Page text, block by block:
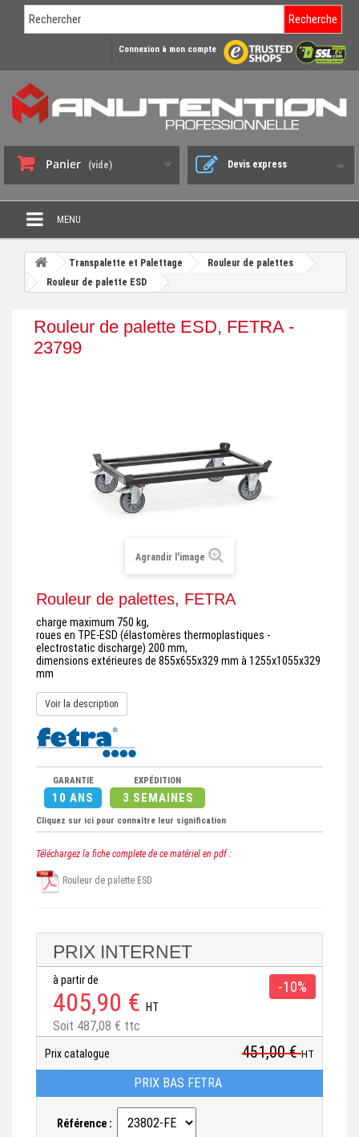
Recherche
Connexion à mon compte
Panier (vide) Devis express
MENU
PROMO DÉSTOCKAGE
CHARIOT DE MANUTENTION
BENNE BASCULANTE
GERBEUR ET CRIC INDUSTRIEL
ACCESSOIRES ET COMPLÉMENTS
Transpalette et Palettage
Rouleur de palettes
Rouleur de palette ESD
Rouleur de palette ESD, FETRA -
23799
Agrandir l'image
Rouleur de palettes, FETRA
charge maximum 750 kg,
roues en TPE-ESD (élastomères thermoplastiques -
electrostatic discharge) 200 mm,
dimensions extérieures de 855x655x329 mm à 1255x1055x329
mm
Voir la description
GARANTIE
10 ANS
EXPÉDITION
3 SEMAINES
Cliquez sur ici pour connaître leur signification
Téléchargez la fiche complete de ce matériel en pdf :
Rouleur de palette ESD
PRIX INTERNET
à partir de
405,90 € HT
Soit 487,08 € ttc
-10%
Prix catalogue 451,00 €HT
PRIX BAS FETRA
Référence :